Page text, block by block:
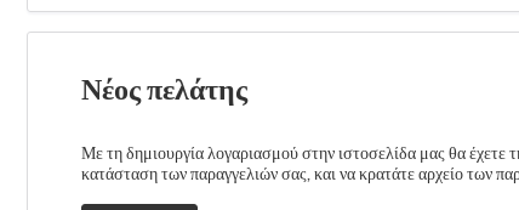
Νέος πελάτης
Με τη δημιουργία λογαριασμού στην ιστοσελίδα μας θα έχετε
κατάσταση των παραγγελιών σας, και να κρατάτε αρχείο των